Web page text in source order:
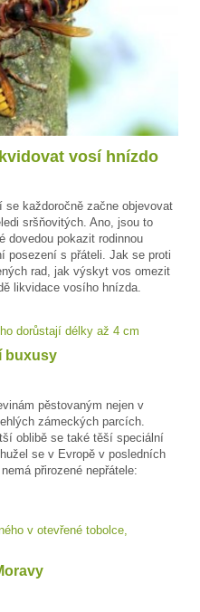
vosí hnízdo
každoročně začne objevovat
sršňovitých. Ano, jsou to
dovedou pokazit rodinnou
posezení s přáteli. Jak se proti
rad, jak výskyt vos omezit
likvidace vosího hnízda.
buxusy
pěstovaným nejen v
zámeckých parcích.
oblibě se také těší speciální
se v Evropě v posledních
přirozené nepřátele: